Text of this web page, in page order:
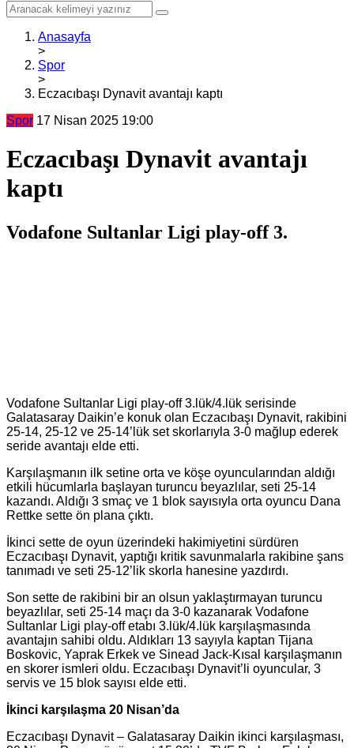
Anasayfa
>
Spor
>
Eczacıbaşı Dynavit avantajı kaptı
Spor 17 Nisan 2025 19:00
Eczacıbaşı Dynavit avantajı
kaptı
Vodafone Sultanlar Ligi play-off 3.
Vodafone Sultanlar Ligi play-off 3.lük/4.lük serisinde
Galatasaray Daikin’e konuk olan Eczacıbaşı Dynavit, rakibini
25-14, 25-12 ve 25-14’lük set skorlarıyla 3-0 mağlup ederek
seride avantajı elde etti.
Karşılaşmanın ilk setine orta ve köşe oyuncularından aldığı
etkili hücumlarla başlayan turuncu beyazlılar, seti 25-14
kazandı. Aldığı 3 smaç ve 1 blok sayısıyla orta oyuncu Dana
Rettke sette ön plana çıktı.
İkinci sette de oyun üzerindeki hakimiyetini sürdüren
Eczacıbaşı Dynavit, yaptığı kritik savunmalarla rakibine şans
tanımadı ve seti 25-12’lik skorla hanesine yazdırdı.
Son sette de rakibini bir an olsun yaklaştırmayan turuncu
beyazlılar, seti 25-14 maçı da 3-0 kazanarak Vodafone
Sultanlar Ligi play-off etabı 3.lük/4.lük karşılaşmasında
avantajın sahibi oldu. Aldıkları 13 sayıyla kaptan Tijana
Boskovic, Yaprak Erkek ve Sinead Jack-Kısal karşılaşmanın
en skorer ismleri oldu. Eczacıbaşı Dynavit’li oyuncular, 3
servis ve 15 blok sayısı elde etti.
İkinci karşılaşma 20 Nisan’da
Eczacıbaşı Dynavit – Galatasaray Daikin ikinci karşılaşması,